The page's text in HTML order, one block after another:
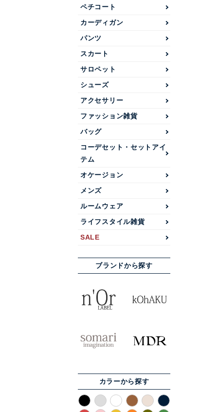
ペチコート
カーディガン
パンツ
スカート
サロペット
シューズ
アクセサリー
ファッション雑貨
バッグ
コーデセット・セットアイ
テム
オケージョン
メンズ
ルームウェア
ライフスタイル雑貨
SALE
ブランドから探す
カラーから探す